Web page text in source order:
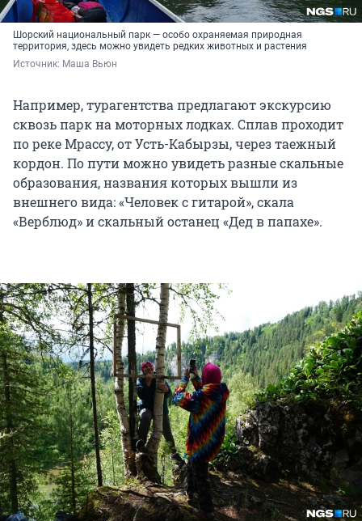
Шорский национальный парк — особо охраняемая природная
территория, здесь можно увидеть редких животных и растения
Источник: Маша Вьюн
Например, турагентства предлагают экскурсию
сквозь парк на моторных лодках. Сплав проходит
по реке Мрассу, от Усть-Кабырзы, через таежный
кордон. По пути можно увидеть разные скальные
образования, названия которых вышли из
внешнего вида: «Человек с гитарой», скала
«Верблюд» и скальный останец «Дед в папахе».